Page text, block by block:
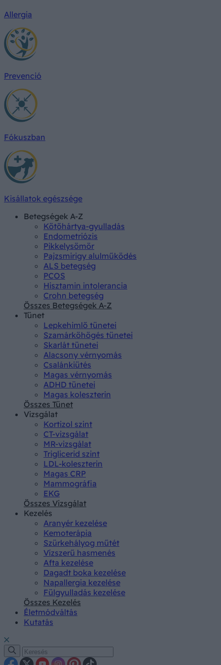
Allergia
Prevenció
Fókuszban
Kisállatok egészsége
Betegségek A-Z
Kötőhártya-gyulladás
Endometriózis
Pikkelysömör
Pajzsmirigy alulműködés
ALS betegség
PCOS
Hisztamin intolerancia
Crohn betegség
Összes Betegségek A-Z
Tünet
Lepkehimlő tünetei
Szamárköhögés tünetei
Skarlát tünetei
Alacsony vérnyomás
Csalánkiütés
Magas vérnyomás
ADHD tünetei
Magas koleszterin
Összes Tünet
Vizsgálat
Kortizol szint
CT-vizsgálat
MR-vizsgálat
Triglicerid szint
LDL-koleszterin
Magas CRP
Mammográfia
EKG
Összes Vizsgálat
Kezelés
Aranyér kezelése
Kemoterápia
Szürkehályog műtét
Vízszerű hasmenés
Afta kezelése
Dagadt boka kezelése
Napallergia kezelése
Fülgyulladás kezelése
Összes Kezelés
Életmódváltás
Kutatás